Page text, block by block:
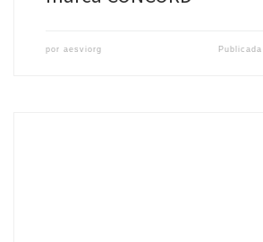
por aesviorg Publicada